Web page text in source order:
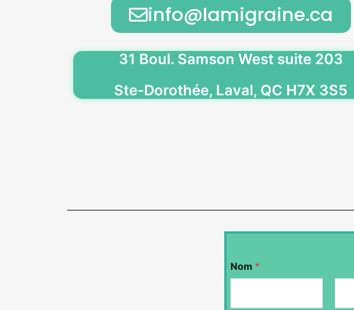
info@lamigraine.ca
31 Boul. Samson West suite 203
Ste-Dorothée, Laval, QC H7X 3S5
Nom *